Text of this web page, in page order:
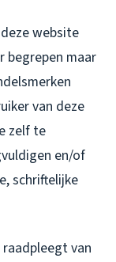
website
begrepen maar
van deze
zelf te
en/of
schriftelijke
van